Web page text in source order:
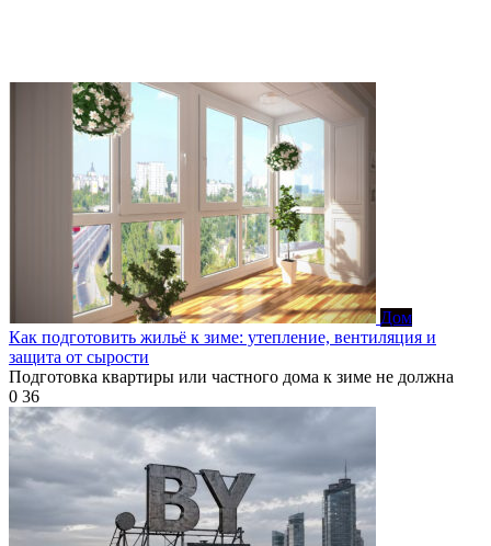
Дом
Как подготовить жильё к зиме: утепление, вентиляция и
защита от сырости
Подготовка квартиры или частного дома к зиме не должна
0 36